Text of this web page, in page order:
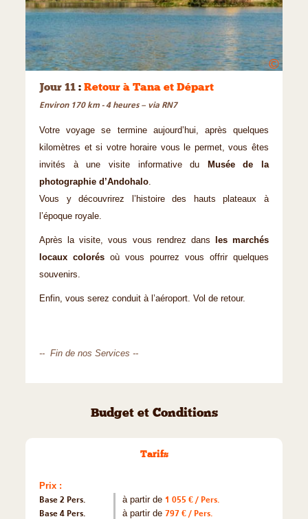
©
Jour 11 : Retour à Tana et Départ
Environ 170 km - 4 heures – via RN7
Votre voyage se termine aujourd’hui, après quelques
kilomètres et si votre horaire vous le permet, vous êtes
invités à une visite informative du
Musée de la
photographie d’Andohalo.
Vous y découvrirez l’histoire des hauts plateaux à
l’époque royale.
Après la visite, vous vous rendrez dans
les marchés
locaux colorés où vous pourrez vous offrir quelques
souvenirs.
Enfin, vous serez conduit à l’aéroport. Vol de retour.
-- Fin de nos Services --
Budget et Conditions
Tarifs
Prix :
Base 2 Pers.
à partir de 1 055 € / Pers.
Base 4 Pers.
à partir de 797 € / Pers.